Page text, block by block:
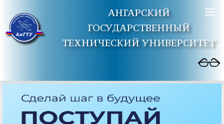
АНГАРСКИЙ
ГОСУДАРСТВЕННЫЙ
ТЕХНИЧЕСКИЙ УНИВЕРСИТЕТ